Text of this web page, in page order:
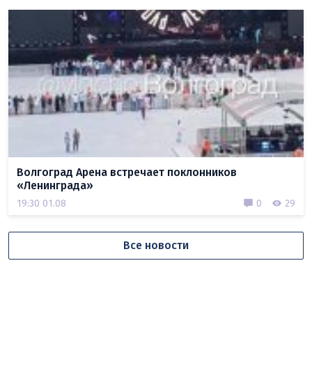
Волгоград Арена встречает поклонников
«Ленинграда»
19:30 01.08 0 29
Все новости